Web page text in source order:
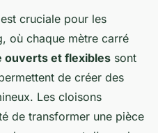
cruciale pour les
où chaque mètre carré
ouverts et flexibles sont
de créer des
Les cloisons
de transformer une pièce